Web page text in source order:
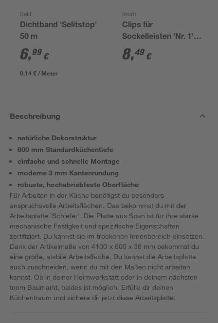
Selit
Dichtband 'Selitstop'
50 m
6,99 €
0,14 € / Meter
toom
Clips für
Sockelleisten 'Nr. 1'
schwarz, 20 Stück
8,49 €
Beschreibung
natürliche Dekorstruktur
600 mm Standardküchentiefe
einfache und schnelle Montage
moderne 3 mm Kantenrundung
robuste, hochabriebfeste Oberfläche
Für Arbeiten in der Küche benötigst du besonders
anspruchsvolle Arbeitsflächen. Das bekommst du mit der
Arbeitsplatte 'Schiefer'. Die Platte aus Span ist für ihre starke
mechanische Festigkeit und spezifische Eigenschaften
zertifiziert. Du kannst sie im trockenen Innenbereich einsetzen.
Dank der Artikelmaße von 4100 x 600 x 38 mm bekommst du
eine große, stabile Arbeitsfläche. Du kannst die Arbeitsplatte
auch zuschneiden, wenn du mit den Maßen nicht arbeiten
kannst. Ob in deiner Heimwerkstatt oder in deinem nächsten
toom Baumarkt, beides ist möglich. Erfülle dir deinen
Küchentraum und sichere dir jetzt diese Arbeitsplatte.